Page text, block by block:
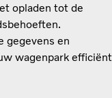
opladen tot de
gegevens en
wagenpark efficiënt